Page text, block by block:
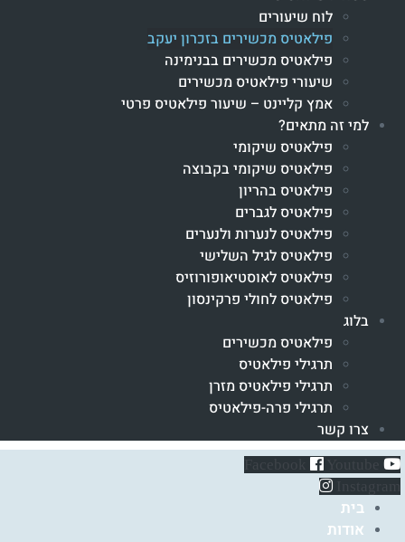
לוח שיעורים
פילאטיס מכשירים בזכרון יעקב
פילאטיס מכשירים בבנימינה
שיעורי פילאטיס מכשירים
אמץ קליינט – שיעור פילאטיס פרטי
למי זה מתאים?
פילאטיס שיקומי
פילאטיס שיקומי בקבוצה
פילאטיס בהריון
פילאטיס לגברים
פילאטיס לנערות ולנערים
פילאטיס לגיל השלישי
פילאטיס לאוסטיאופורוזיס
פילאטיס לחולי פרקינסון
בלוג
פילאטיס מכשירים
תרגילי פילאטיס
תרגילי פילאטיס מזרן
תרגילי פרה-פילאטיס
צרו קשר
בית
אודות